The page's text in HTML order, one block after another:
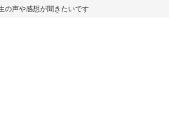
の声や感想が聞きたいです